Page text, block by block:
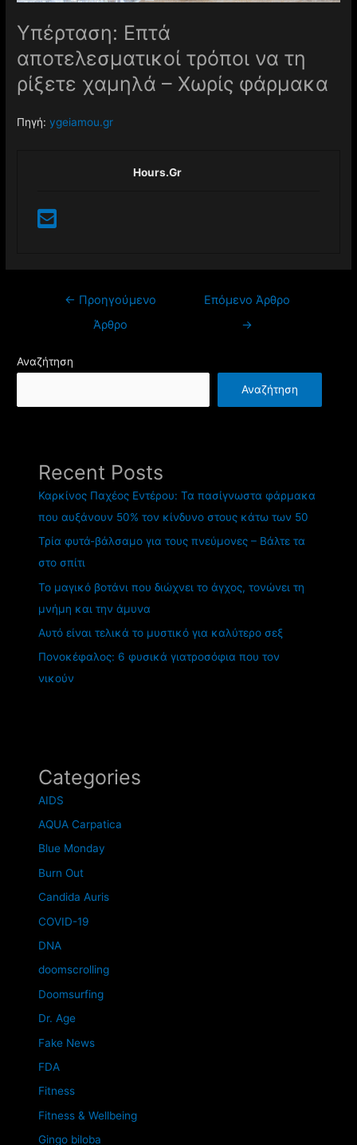
Υπέρταση: Επτά
αποτελεσματικοί τρόποι να τη
ρίξετε χαμηλά – Χωρίς φάρμακα
Πηγή:ygeiamou.gr
Hours.gr
← Προηγούμενο
Άρθρο
Επόμενο Άρθρο
→
Αναζήτηση
Αναζήτηση
Recent Posts
Καρκίνος Παχέος Εντέρου: Τα πασίγνωστα φάρμακα
που αυξάνουν 50% τον κίνδυνο στους κάτω των 50
Τρία φυτά-βάλσαμο για τους πνεύμονες – Βάλτε τα
στο σπίτι
Το μαγικό βοτάνι που διώχνει το άγχος, τονώνει τη
μνήμη και την άμυνα
Αυτό είναι τελικά το μυστικό για καλύτερο σεξ
Πονοκέφαλος: 6 φυσικά γιατροσόφια που τον
νικούν
Categories
AIDS
AQUA Carpatica
Blue Monday
Burn Out
Candida Auris
COVID-19
DNA
doomscrolling
Doomsurfing
Dr. Age
Fake News
FDA
Fitness
Fitness & Wellbeing
Gingo biloba